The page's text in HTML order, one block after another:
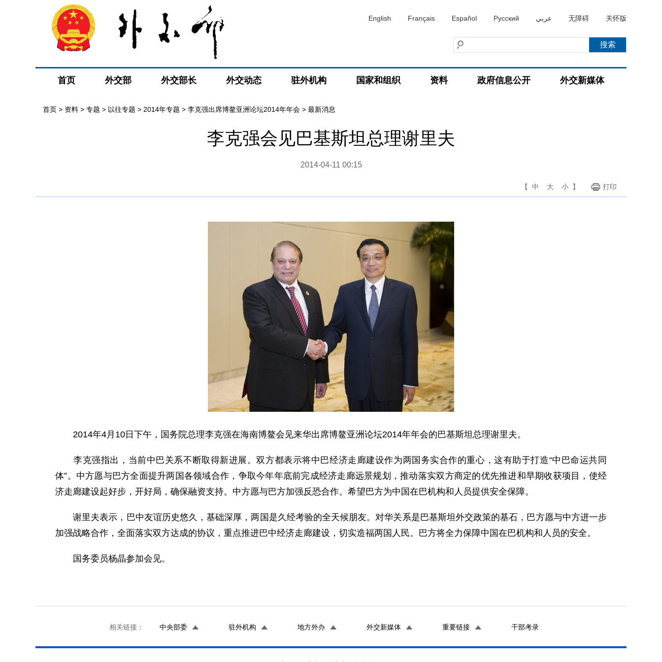
English Français Español Русский عربي 无障碍 关怀版
首页 外交部 外交部长 外交动态 驻外机构 国家和组织 资料 政府信息公开 外交新媒体
首页 > 资料 > 专题 > 以往专题 > 2014年专题 > 李克强出席博鳌亚洲论坛2014年年会 > 最新消息
李克强会见巴基斯坦总理谢里夫
2014-04-11 00:15
【 中 大 小 】 打印
2014年4月10日下午，国务院总理李克强在海南博鳌会见来华出席博鳌亚洲论坛2014年年会的巴基斯坦总理谢里夫。
李克强指出，当前中巴关系不断取得新进展。双方都表示将中巴经济走廊建设作为两国务实合作的重心，这有助于打造“中巴命运共同
体”。中方愿与巴方全面提升两国各领域合作，争取今年年底前完成经济走廊远景规划，推动落实双方商定的优先推进和早期收获项目，使经
济走廊建设起好步，开好局，确保融资支持。中方愿与巴方加强反恐合作。希望巴方为中国在巴机构和人员提供安全保障。
谢里夫表示，巴中友谊历史悠久，基础深厚，两国是久经考验的全天候朋友。对华关系是巴基斯坦外交政策的基石，巴方愿与中方进一步
加强战略合作，全面落实双方达成的协议，重点推进巴中经济走廊建设，切实造福两国人民。巴方将全力保障中国在巴机构和人员的安全。
国务委员杨晶参加会见。
相关链接： 中央部委 驻外机构 地方外办 外交新媒体 重要链接 干部考录